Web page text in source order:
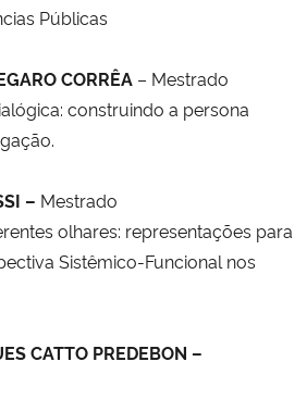
Públicas
CORRÊA – Mestrado
construindo a persona
– Mestrado
olhares: representações para
Sistêmico-Funcional nos
CATTO PREDEBON –